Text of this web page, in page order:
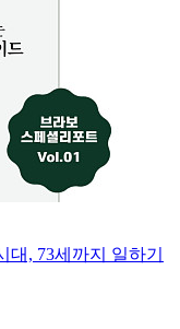
대, 73세까지 일하기